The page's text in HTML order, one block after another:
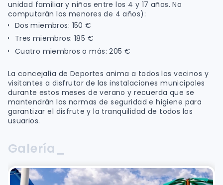
unidad familiar y niños entre los 4 y 17 años. No
computarán los menores de 4 años):
Dos miembros: 150 €
Tres miembros: 185 €
Cuatro miembros o más: 205 €
La concejalía de Deportes anima a todos los vecinos y
visitantes a disfrutar de las instalaciones municipales
durante estos meses de verano y recuerda que se
mantendrán las normas de seguridad e higiene para
garantizar el disfrute y la tranquilidad de todos los
usuarios.
Galería_